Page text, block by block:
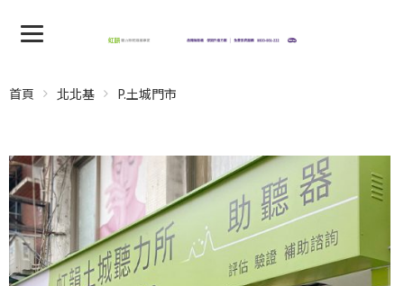
首頁 北北基 P.土城門市